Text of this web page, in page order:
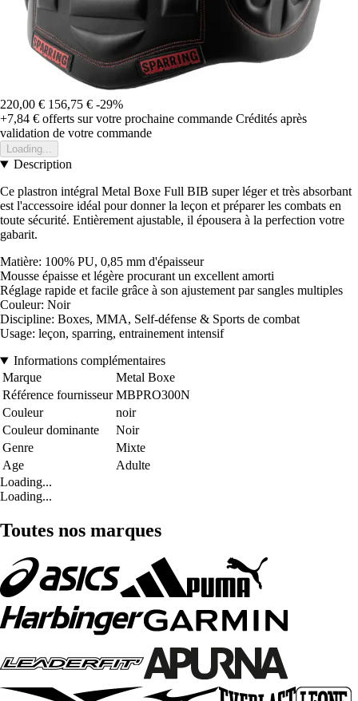
220,00 € 156,75 € -29%
+7,84 € offerts sur votre prochaine commande Crédités après
validation de votre commande
Loading...
Description
Ce plastron intégral Metal Boxe Full BIB super léger et très absorbant
est l'accessoire idéal pour donner la leçon et préparer les combats en
toute sécurité. Entièrement ajustable, il épousera à la perfection votre
gabarit.
Matière: 100% PU, 0,85 mm d'épaisseur
Mousse épaisse et légère procurant un excellent amorti
Réglage rapide et facile grâce à son ajustement par sangles multiples
Couleur: Noir
Discipline: Boxes, MMA, Self-défense & Sports de combat
Usage: leçon, sparring, entrainement intensif
Informations complémentaires
Marque
Metal Boxe
Référence fournisseur MBPRO300N
Couleur
noir
Couleur dominante
Noir
Genre
Mixte
Age
Adulte
Loading...
Loading...
Toutes nos marques